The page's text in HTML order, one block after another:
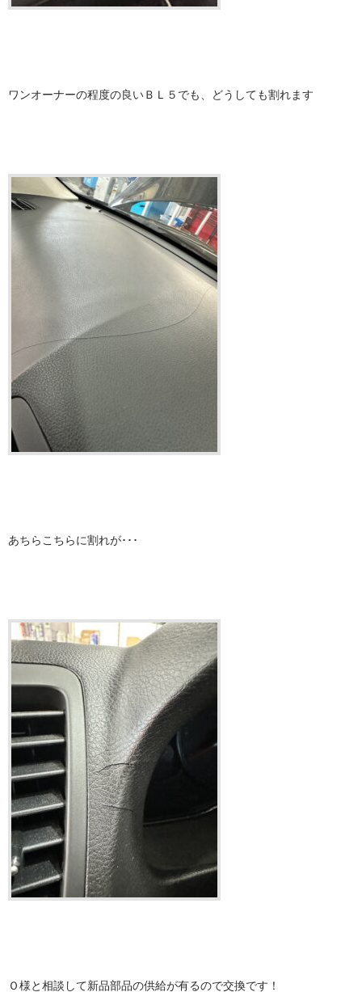
ワンオーナーの程度の良いＢＬ５でも、どうしても割れます
あちらこちらに割れが･･･
Ｏ様と相談して新品部品の供給が有るので交換です！